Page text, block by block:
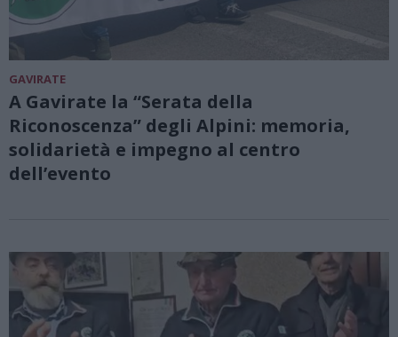
GAVIRATE
A Gavirate la “Serata della
Riconoscenza” degli Alpini: memoria,
solidarietà e impegno al centro
dell’evento